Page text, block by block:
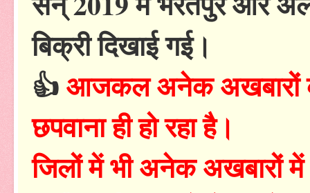
बिक्री दिखाई गई।
👍आजकल अनेक अखबारों
छपवाना ही हो रहा है।
जिलों में भी अनेक अखबारों